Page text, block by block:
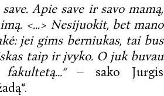
Apie save ir savo mamą,
<...> Nesijuokit, bet mano
jei gims berniukas, tai bus
taip ir įvyko. O juk buvau
– sako Jurgis